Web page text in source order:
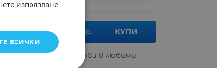
лв.
бр. КУПИ
Добави в любими
използване
ВСИЧКИ